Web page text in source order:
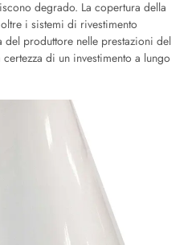
degrado. La copertura della
i sistemi di rivestimento
produttore nelle prestazioni del
di un investimento a lungo